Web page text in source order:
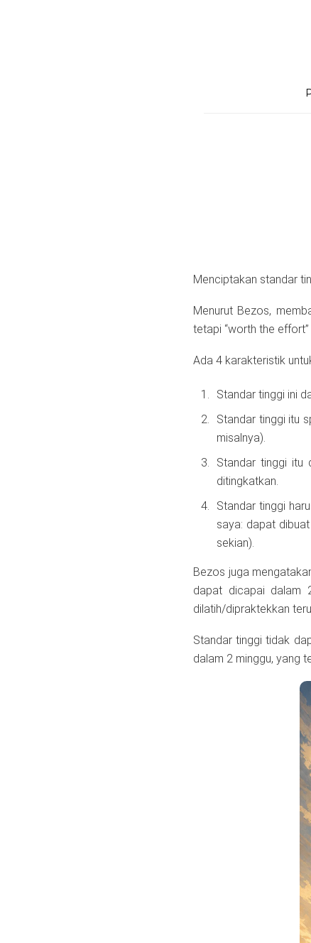
Menciptakan standar
Menurut Bezos,
tetapi “worth the
Ada 4 karakteristik
Standar tinggi ini
Standar tinggi itu
misalnya).
Standar tinggi itu
ditingkatkan.
Standar tinggi
saya: dapat
sekian).
Bezos juga
dapat dicapai dalam
dilatih/dipraktekkan
Standar tinggi tidak
dalam 2 minggu, yang